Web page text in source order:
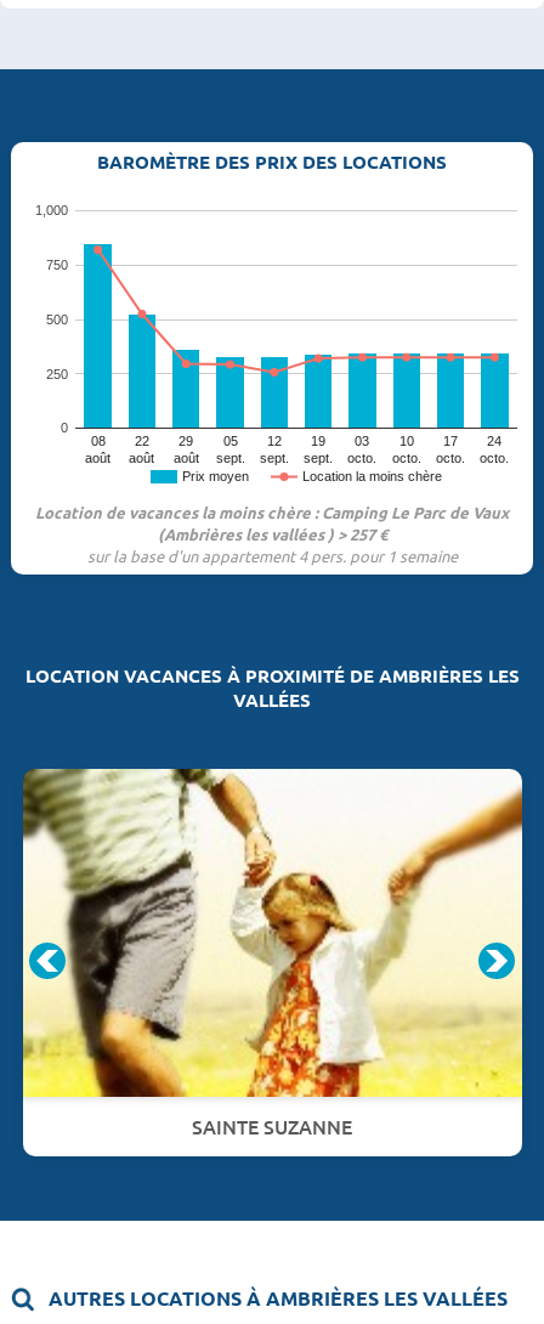
BAROMÈTRE DES PRIX DES LOCATIONS
Prix moyen Location la moins chère
08
août
22
août
29
août
05
sept.
12
sept.
19
sept.
03
octo.
10
octo.
17
octo.
24
octo.
0
250
500
750
1,000
Location de vacances la moins chère : Camping Le Parc de Vaux
(Ambrières les vallées ) > 257 €
sur la base d'un appartement 4 pers. pour 1 semaine
LOCATION VACANCES À PROXIMITÉ DE AMBRIÈRES LES
VALLÉES
SAINTE SUZANNE
AUTRES LOCATIONS À AMBRIÈRES LES VALLÉES